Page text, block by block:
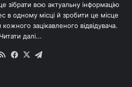
зібрати всю актуальну інформацію
в одному місці й зробити це місце
зацікавленого відвідувача.
Читати далі...
RSS Facebook
X